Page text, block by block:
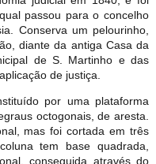
passou para o concelho
Conserva um pelourinho,
diante da antiga Casa da
de S. Martinho e das
de justiça.
por uma plataforma
octogonais, de aresta.
mas foi cortada em três
tem base quadrada,
conseguida através do